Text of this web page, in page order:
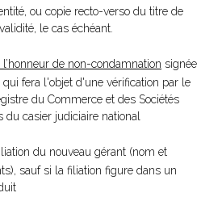
ou copie recto-verso du titre de
le cas échéant.
de non-condamnation signée
fera l'objet d'une vérification par le
du Commerce et des Sociétés
du casier judiciaire national
du nouveau gérant (nom et
sauf si la filiation figure dans un